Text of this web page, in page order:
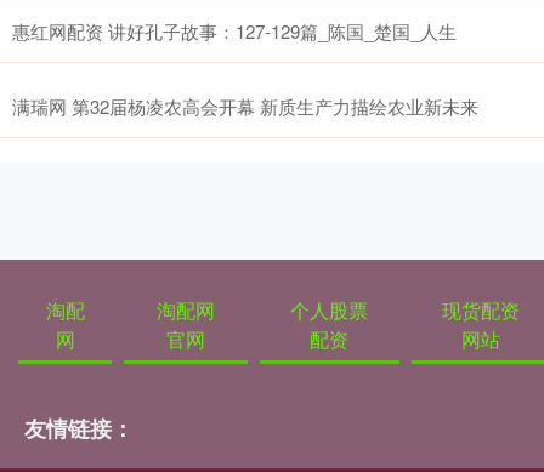
惠红网配资 讲好孔子故事：127-129篇_陈国_楚国_人生
满瑞网 第32届杨凌农高会开幕 新质生产力描绘农业新未来
淘配
网
淘配网
官网
个人股票
配资
现货配资
网站
友情链接：